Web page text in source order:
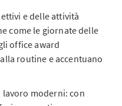
e delle attività
come le giornate delle
office award
routine e accentuano
moderni: con